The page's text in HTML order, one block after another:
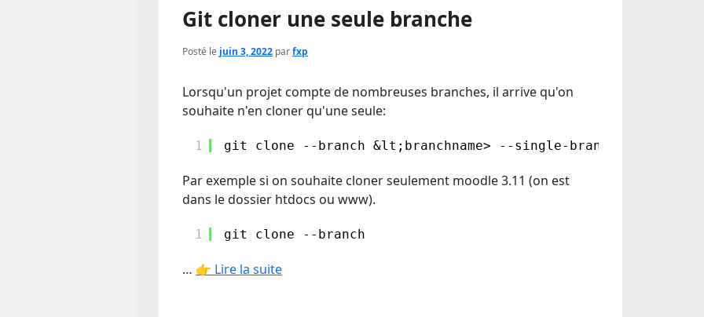
Git cloner une seule branche
Posté le juin 3, 2022 parfxp
Lorsqu'un projet compte de nombreuses branches, il arrive qu'on
souhaite n'en cloner qu'une seule:
1 git clone --branch &lt;branchname> --single-branch
Par exemple si on souhaite cloner seulement moodle 3.11 (on est
dans le dossier htdocs ou www).
1 git clone --branch
… 👉 Lire la suite